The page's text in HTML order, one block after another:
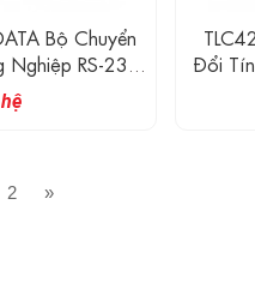
Bộ Chuyển
RS-232
485
Đổi Tín
2 »